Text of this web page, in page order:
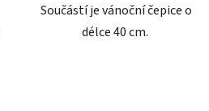
Součástí je vánoční čepice o
délce 40 cm.